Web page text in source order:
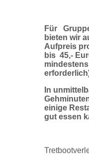
Für
bieten wir
Aufpreis
bis 45,-
In
einige
gut essen